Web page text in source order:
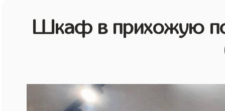
Шкаф в прихожую по